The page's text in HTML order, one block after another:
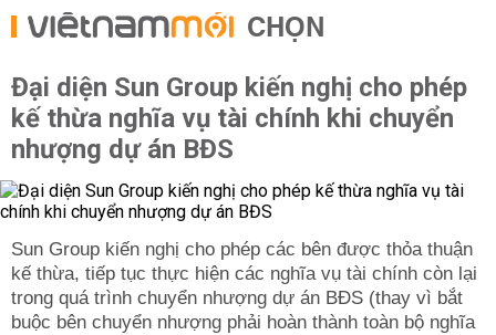
CHỌN
Đại diện Sun Group kiến nghị cho phép
kế thừa nghĩa vụ tài chính khi chuyển
nhượng dự án BĐS
Sun Group kiến nghị cho phép các bên được thỏa thuận
kế thừa, tiếp tục thực hiện các nghĩa vụ tài chính còn lại
trong quá trình chuyển nhượng dự án BĐS (thay vì bắt
buộc bên chuyển nhượng phải hoàn thành toàn bộ nghĩa